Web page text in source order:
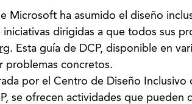
Microsoft ha asumido el diseño
dirigidas a que todos sus
. Esta guía de DCP, disponible en
problemas concretos.
por el Centro de Diseño
se ofrecen actividades que